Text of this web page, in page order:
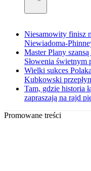
Niesamowity finisz
Niewiadoma-
Master Plany
Słowenia świetnym
Wielki sukces
Kubkowski
Tam, gdzie historia
zapraszają na rajd
Promowane treści